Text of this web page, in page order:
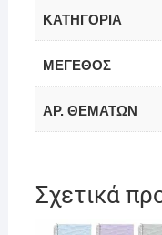
ΚΑΤΗΓΟΡΙΑ
ΜΈΓΕΘΟΣ
ΑΡ. ΘΕΜΆΤΩΝ
Σχετικά